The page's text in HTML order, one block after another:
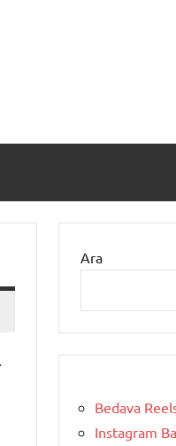
Ara
Bedava
Instagram